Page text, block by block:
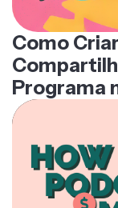
Como
Programa